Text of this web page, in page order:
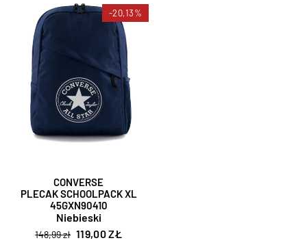
-20,13%
CONVERSE
PLECAK SCHOOLPACK XL
45GXN90410
Niebieski
148,99 zł 119,00 ZŁ